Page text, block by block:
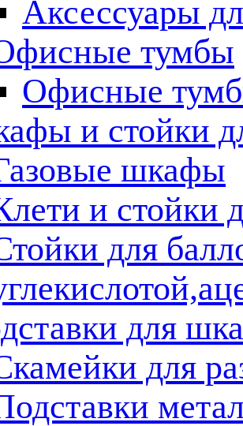
Аксессуары
тумбы
Офисные
и стойки
шкафы
и стойки
для
для
для